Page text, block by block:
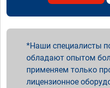
Наши специалисты
обладают опытом
применяем только
лицензионное